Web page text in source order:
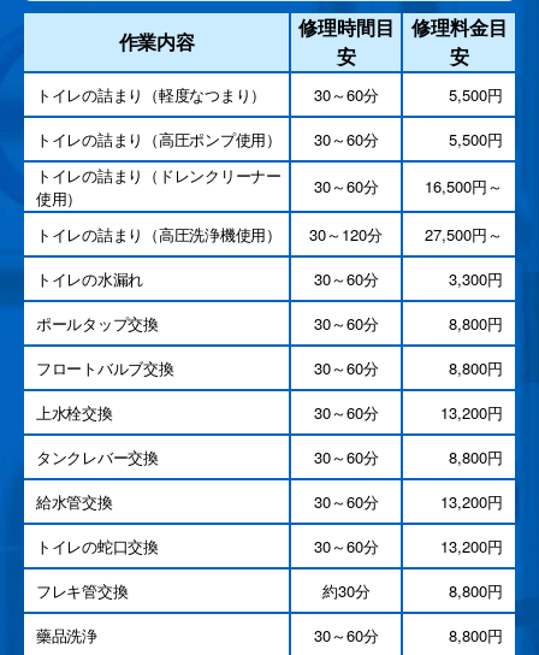
作業内容
修理時間目
安
修理料金目
安
トイレの詰まり（軽度なつまり） 30～60分
5,500円
トイレの詰まり（高圧ポンプ使用）
30～60分
5,500円
トイレの詰まり（ドレンクリーナー
使用）
30～60分 16,500円～
トイレの詰まり（高圧洗浄機使用） 30～120分
27,500円～
トイレの水漏れ
30～60分
3,300円
ポールタップ交換
30～60分
8,800円
フロートバルブ交換
30～60分
8,800円
上水栓交換
30～60分
13,200円
タンクレバー交換
30～60分
8,800円
給水管交換
30～60分
13,200円
トイレの蛇口交換
30～60分
13,200円
フレキ管交換
約30分
8,800円
藥品洗浄
30～60分
8,800円